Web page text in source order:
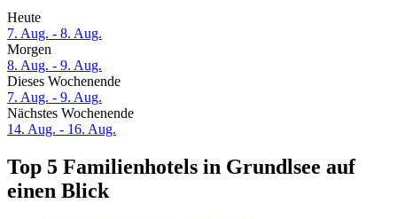
Heute
7. Aug. - 8. Aug.
Morgen
8. Aug. - 9. Aug.
Dieses Wochenende
7. Aug. - 9. Aug.
Nächstes Wochenende
14. Aug. - 16. Aug.
Top 5 Familienhotels in Grundlsee auf
einen Blick